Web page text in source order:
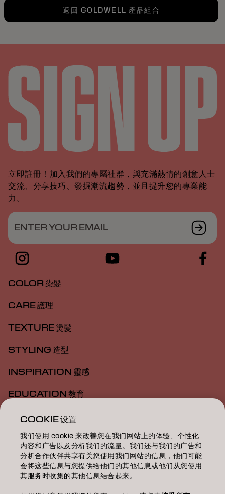
返回 GOLDWELL 產品組合
立即註冊！加入我們的專屬社群，與充滿熱情的創意人士
交流、分享技巧、發掘潮流趨勢，並且提升您的專業能
力。
ENTER YOUR EMAIL
COLOR 染髮
CARE 護理
TEXTURE 燙髮
STYLING 造型
INSPIRATION 靈感
EDUCATION 教育
ABOUT 關於我們
SALON FINDER 搜尋髮廊
BECOME A PARTNER 成為合作夥伴
CONTACT US 聯絡我們
COOKIE 设置
我们使用 cookie 来改善您在我们网站上的体验、个性化
内容和广告以及分析我们的流量。我们还与我们的广告和
分析合作伙伴共享有关您使用我们网站的信息，他们可能
会将这些信息与您提供给他们的其他信息或他们从您使用
其服务时收集的其他信息结合起来。